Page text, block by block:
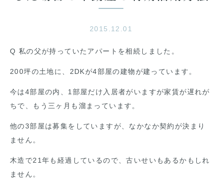
2015.12.01
Q 私の父が持っていたアパートを相続しました。
200坪の土地に、2DKが4部屋の建物が建っています。
今は4部屋の内、1部屋だけ入居者がいますが家賃が遅れが
ちで、もう三ヶ月も溜まっています。
他の3部屋は募集をしていますが、なかなか契約が決まり
ません。
木造で21年も経過しているので、古いせいもあるかもしれ
ません。